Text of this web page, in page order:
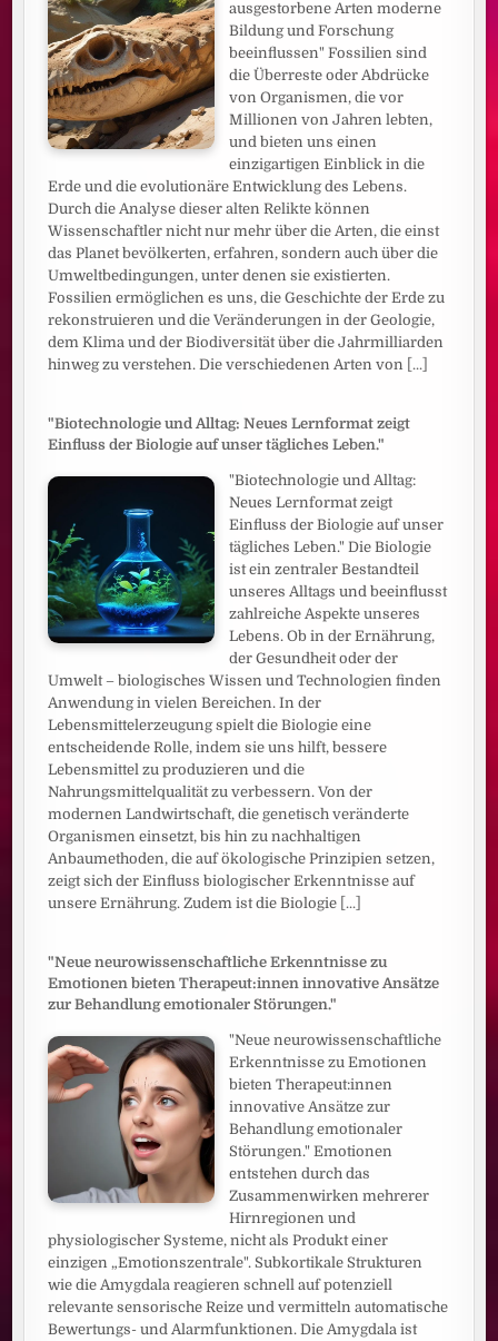
ausgestorbene Arten moderne
Bildung und Forschung
beeinflussen" Fossilien sind
die Überreste oder Abdrücke
von Organismen, die vor
Millionen von Jahren lebten,
und bieten uns einen
einzigartigen Einblick in die
Erde und die evolutionäre Entwicklung des Lebens.
Durch die Analyse dieser alten Relikte können
Wissenschaftler nicht nur mehr über die Arten, die einst
das Planet bevölkerten, erfahren, sondern auch über die
Umweltbedingungen, unter denen sie existierten.
Fossilien ermöglichen es uns, die Geschichte der Erde zu
rekonstruieren und die Veränderungen in der Geologie,
dem Klima und der Biodiversität über die Jahrmilliarden
hinweg zu verstehen. Die verschiedenen Arten von [...]
"Biotechnologie und Alltag: Neues Lernformat zeigt
Einfluss der Biologie auf unser tägliches Leben."
"Biotechnologie und Alltag:
Neues Lernformat zeigt
Einfluss der Biologie auf unser
tägliches Leben." Die Biologie
ist ein zentraler Bestandteil
unseres Alltags und beeinflusst
zahlreiche Aspekte unseres
Lebens. Ob in der Ernährung,
der Gesundheit oder der
Umwelt – biologisches Wissen und Technologien finden
Anwendung in vielen Bereichen. In der
Lebensmittelerzeugung spielt die Biologie eine
entscheidende Rolle, indem sie uns hilft, bessere
Lebensmittel zu produzieren und die
Nahrungsmittelqualität zu verbessern. Von der
modernen Landwirtschaft, die genetisch veränderte
Organismen einsetzt, bis hin zu nachhaltigen
Anbaumethoden, die auf ökologische Prinzipien setzen,
zeigt sich der Einfluss biologischer Erkenntnisse auf
unsere Ernährung. Zudem ist die Biologie [...]
"Neue neurowissenschaftliche Erkenntnisse zu
Emotionen bieten Therapeut:innen innovative Ansätze
zur Behandlung emotionaler Störungen."
"Neue neurowissenschaftliche
Erkenntnisse zu Emotionen
bieten Therapeut:innen
innovative Ansätze zur
Behandlung emotionaler
Störungen." Emotionen
entstehen durch das
Zusammenwirken mehrerer
Hirnregionen und
physiologischer Systeme, nicht als Produkt einer
einzigen „Emotionszentrale". Subkortikale Strukturen
wie die Amygdala reagieren schnell auf potenziell
relevante sensorische Reize und vermitteln automatische
Bewertungs- und Alarmfunktionen. Die Amygdala ist